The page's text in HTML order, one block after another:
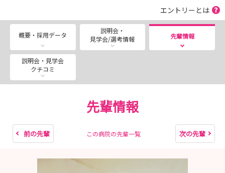
エントリーとは
概要・採用データ
説明会・
見学会/選考情報
先輩情報
説明会・見学会
クチコミ
先輩情報
前の先輩 この病院の先輩一覧 次の先輩